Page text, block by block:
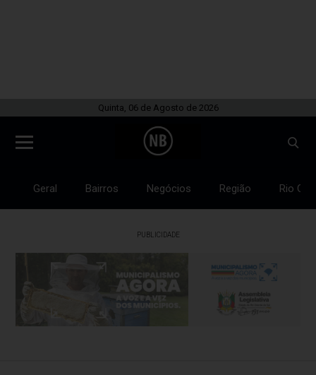
Quinta, 06 de Agosto de 2026
Geral Bairros Negócios Região Rio
PUBLICIDADE